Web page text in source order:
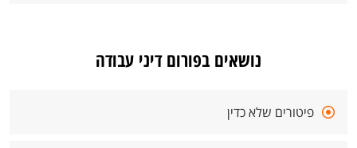
נושאים בפורום דיני עבודה
פיטורים שלא כדין